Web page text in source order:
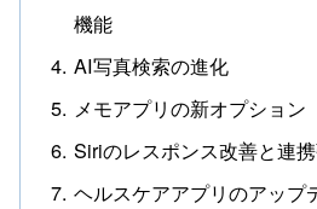
機能
AI写真検索の進化
メモアプリの新オプション
Siriのレスポンス改善と連
ヘルスケアアプリのアップ